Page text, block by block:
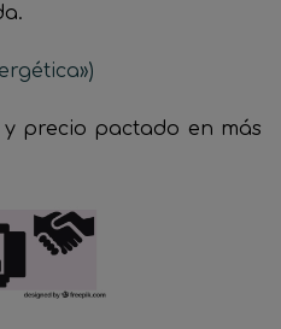
y precio pactado en más